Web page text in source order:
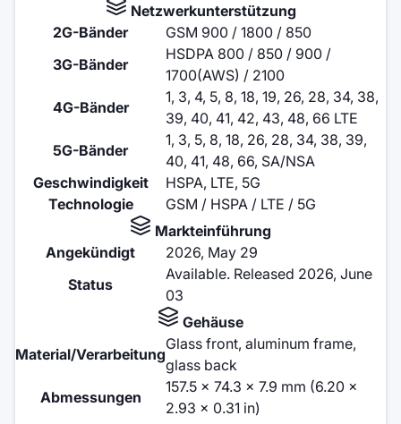
Netzwerkunterstützung
2G-Bänder
GSM 900 / 1800 / 850
3G-Bänder
HSDPA 800 / 850 / 900 /
1700(AWS) / 2100
4G-Bänder
1, 3, 4, 5, 8, 18, 19, 26, 28, 34, 38,
39, 40, 41, 42, 43, 48, 66 LTE
5G-Bänder
1, 3, 5, 8, 18, 26, 28, 34, 38, 39,
40, 41, 48, 66, SA/NSA
Geschwindigkeit
HSPA, LTE, 5G
Technologie
GSM / HSPA / LTE / 5G
Markteinführung
Angekündigt
2026, May 29
Status
Available. Released 2026, June
03
Gehäuse
Material/Verarbeitung
Glass front, aluminum frame,
glass back
Abmessungen
157.5 x 74.3 x 7.9 mm (6.20 x
2.93 x 0.31 in)